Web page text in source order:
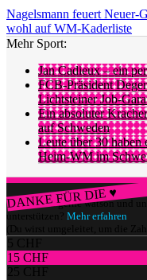
Nagelsmann feuert Neuer-
wohl auf WM-Kaderliste
Mehr Sport:
Jan Cadieux – ein
FCB-Präsident
Lichtsteiner Job-
Ein absoluter
auf Schweden
Leute über 30 haben
Heim-WM im
DANKE FÜR DIE ♥
Würdest du gerne watson und
unterstützen? Mehr erfahren
(Du wirst umgeleitet, um die
5 CHF
15 CHF
25 CHF